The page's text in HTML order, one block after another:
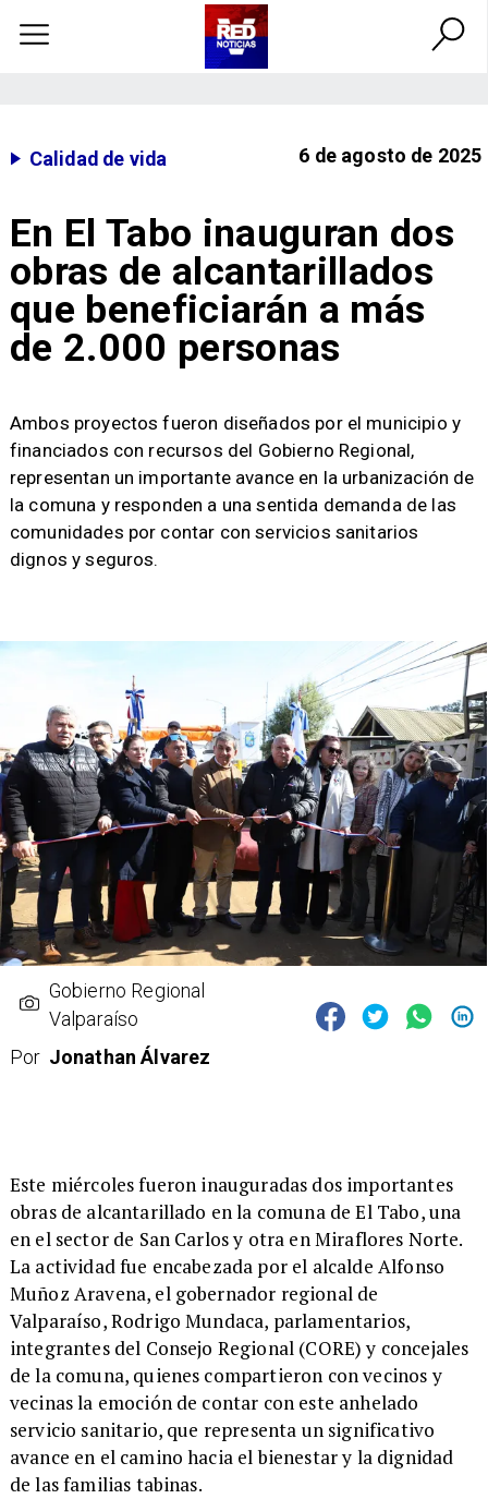
Calidad de vida 6 de agosto de 2025
En El Tabo inauguran dos
obras de alcantarillados
que beneficiarán a más
de 2.000 personas
​Ambos proyectos fueron diseñados por el municipio y
financiados con recursos del Gobierno Regional,
representan un importante avance en la urbanización de
la comuna y responden a una sentida demanda de las
comunidades por contar con servicios sanitarios
dignos y seguros.
Gobierno Regional
Valparaíso
Por Jonathan Álvarez
​Este miércoles fueron inauguradas dos importantes
obras de alcantarillado en la comuna de El Tabo, una
en el sector de San Carlos y otra en Miraflores Norte.
La actividad fue encabezada por el alcalde Alfonso
Muñoz Aravena, el gobernador regional de
Valparaíso, Rodrigo Mundaca, parlamentarios,
integrantes del Consejo Regional (CORE) y concejales
de la comuna, quienes compartieron con vecinos y
vecinas la emoción de contar con este anhelado
servicio sanitario, que representa un significativo
avance en el camino hacia el bienestar y la dignidad
de las familias tabinas.